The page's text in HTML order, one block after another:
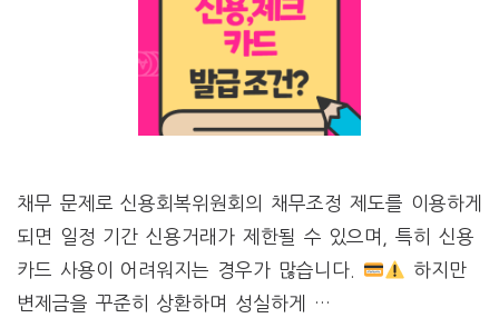
채무 문제로 신용회복위원회의 채무조정 제도를 이용하게
되면 일정 기간 신용거래가 제한될 수 있으며, 특히 신용
카드 사용이 어려워지는 경우가 많습니다.
하지만
변제금을 꾸준히 상환하며 성실하게 …